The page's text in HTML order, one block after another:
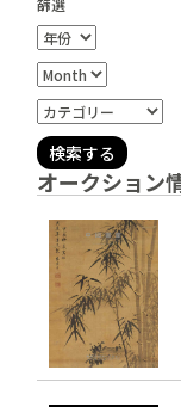
篩選
オークション